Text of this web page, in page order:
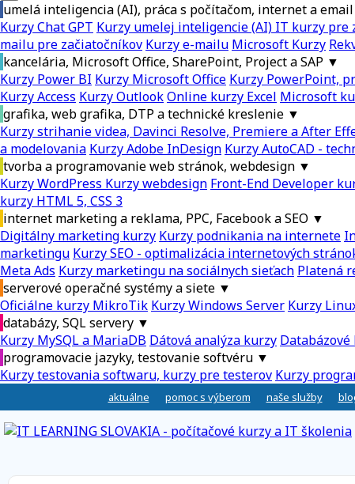
umelá inteligencia (AI), práca s počítačom, internet a email
Kurzy Chat GPT Kurzy umelej inteligencie (AI) IT kurzy pre
mailu pre začiatočníkov Kurzy e-mailu Microsoft Kurzy
kancelária, Microsoft Office, SharePoint, Project a SAP ▼
Kurzy Power BI Kurzy Microsoft Office Kurzy PowerPoint,
Kurzy Access Kurzy OutlookOnline kurzy Excel Microsoft
grafika, web grafika, DTP a technické kreslenie ▼
Kurzy strihanie videa, Davinci Resolve, Premiere a After
a modelovania Kurzy Adobe InDesign Kurzy AutoCAD -
tvorba a programovanie web stránok, webdesign ▼
Kurzy WordPress Kurzy webdesign Front-End Developer
kurzy HTML 5, CSS 3
internet marketing a reklama, PPC, Facebook a SEO ▼
Digitálny marketing kurzy Kurzy podnikania na internete
marketingu Kurzy SEO - optimalizácia internetových
Meta Ads Kurzy marketingu na sociálnych sieťach Platená
serverové operačné systémy a siete ▼
Oficiálne kurzy MikroTik Kurzy Windows Server Kurzy
databázy, SQL servery ▼
Kurzy MySQL a MariaDB Dátová analýza kurzy Databázové
programovacie jazyky, testovanie softvéru ▼
Kurzy testovania softwaru, kurzy pre testerov Kurzy
aktuálne pomoc s výberom naše služby